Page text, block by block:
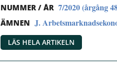
NUMMER / ÅR 7/2020 (årgång
ÄMNEN J.
LÄS HELA ARTIKELN